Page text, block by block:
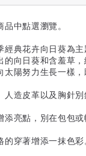
中點選瀏覽。
典花卉向日葵為主
的向日葵和含羞草，
太陽努力生長一樣
造皮革以及胸針別
亮點，別在包包或
穿著增添一抹色彩